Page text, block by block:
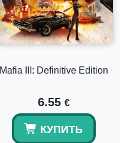
Mafia III: Definitive Edition
6.55 €
КУПИТЬ